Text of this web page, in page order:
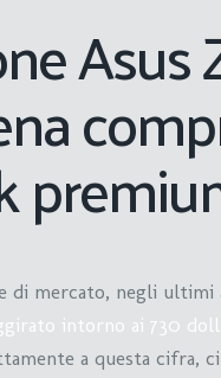
Asus
di mercato, negli
intorno ai 730
a questa cifra,